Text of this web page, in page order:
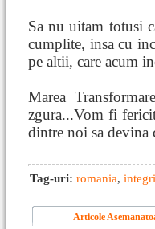
Sa nu uitam totusi
cumplite, insa cu
pe altii, care acum
Marea
zgura...Vom fi
dintre noi sa devina
Tag-uri: romania,
Articole